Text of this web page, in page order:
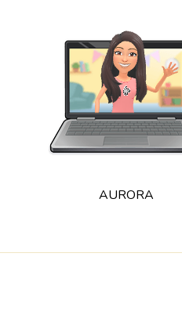
AURORA